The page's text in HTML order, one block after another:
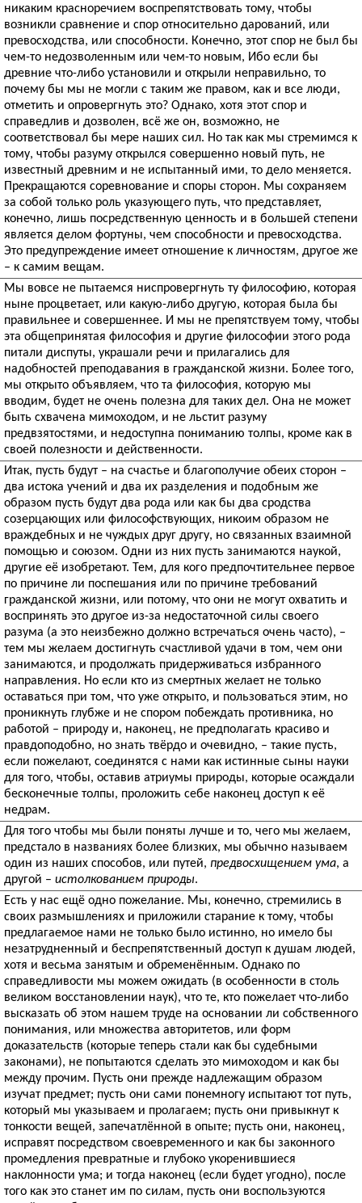
никаким красноречием воспрепятствовать тому, чтобы
возникли сравнение и спор относительно дарований, или
превосходства, или способности. Конечно, этот спор не был бы
чем-то недозволенным или чем-то новым, Ибо если бы
древние что-либо установили и открыли неправильно, то
почему бы мы не могли с таким же правом, как и все люди,
отметить и опровергнуть это? Однако, хотя этот спор и
справедлив и дозволен, всё же он, возможно, не
соответствовал бы мере наших сил. Но так как мы стремимся к
тому, чтобы разуму открылся совершенно новый путь, не
известный древним и не испытанный ими, то дело меняется.
Прекращаются соревнование и споры сторон. Мы сохраняем
за собой только роль указующего путь, что представляет,
конечно, лишь посредственную ценность и в большей степени
является делом фортуны, чем способности и превосходства.
Это предупреждение имеет отношение к личностям, другое же
– к самим вещам.
Мы вовсе не пытаемся ниспровергнуть ту философию, которая
ныне процветает, или какую-либо другую, которая была бы
правильнее и совершеннее. И мы не препятствуем тому, чтобы
эта общепринятая философия и другие философии этого рода
питали диспуты, украшали речи и прилагались для
надобностей преподавания в гражданской жизни. Более того,
мы открыто объявляем, что та философия, которую мы
вводим, будет не очень полезна для таких дел. Она не может
быть схвачена мимоходом, и не льстит разуму
предвзятостями, и недоступна пониманию толпы, кроме как в
своей полезности и действенности.
Итак, пусть будут – на счастье и благополучие обеих сторон –
два истока учений и два их разделения и подобным же
образом пусть будут два рода или как бы два сродства
созерцающих или философствующих, никоим образом не
враждебных и не чуждых друг другу, но связанных взаимной
помощью и союзом. Одни из них пусть занимаются наукой,
другие её изобретают. Тем, для кого предпочтительнее первое
по причине ли поспешания или по причине требований
гражданской жизни, или потому, что они не могут охватить и
воспринять это другое из-за недостаточной силы своего
разума (а это неизбежно должно встречаться очень часто), –
тем мы желаем достигнуть счастливой удачи в том, чем они
занимаются, и продолжать придерживаться избранного
направления. Но если кто из смертных желает не только
оставаться при том, что уже открыто, и пользоваться этим, но
проникнуть глубже и не спором побеждать противника, но
работой – природу и, наконец, не предполагать красиво и
правдоподобно, но знать твёрдо и очевидно, – такие пусть,
если пожелают, соединятся с нами как истинные сыны науки
для того, чтобы, оставив атриумы природы, которые осаждали
бесконечные толпы, проложить себе наконец доступ к её
недрам.
Для того чтобы мы были поняты лучше и то, чего мы желаем,
предстало в названиях более близких, мы обычно называем
один из наших способов, или путей, предвосхищением ума, а
другой – истолкованием природы.
Есть у нас ещё одно пожелание. Мы, конечно, стремились в
своих размышлениях и приложили старание к тому, чтобы
предлагаемое нами не только было истинно, но имело бы
незатрудненный и беспрепятственный доступ к душам людей,
хотя и весьма занятым и обременённым. Однако по
справедливости мы можем ожидать (в особенности в столь
великом восстановлении наук), что те, кто пожелает что-либо
высказать об этом нашем труде на основании ли собственного
понимания, или множества авторитетов, или форм
доказательств (которые теперь стали как бы судебными
законами), не попытаются сделать это мимоходом и как бы
между прочим. Пусть они прежде надлежащим образом
изучат предмет; пусть они сами понемногу испытают тот путь,
который мы указываем и пролагаем; пусть они привыкнут к
тонкости вещей, запечатлённой в опыте; пусть они, наконец,
исправят посредством своевременного и как бы законного
промедления превратные и глубоко укоренившиеся
наклонности ума; и тогда наконец (если будет угодно), после
того как это станет им по силам, пусть они воспользуются